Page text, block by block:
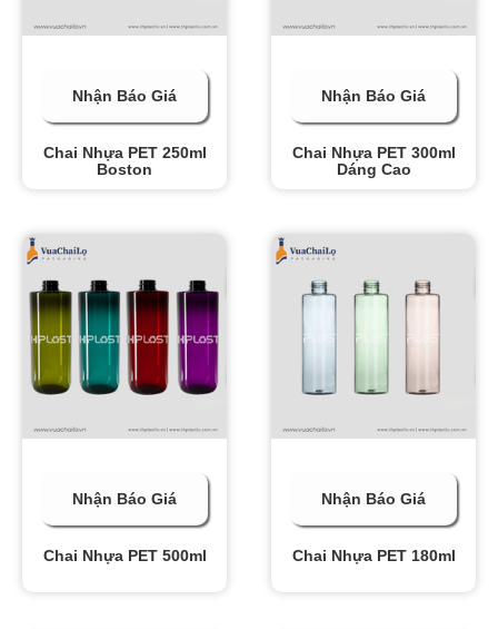
Nhận Báo Giá
Chai Nhựa PET 250ml
Boston
Nhận Báo Giá
Chai Nhựa PET 300ml
Dáng Cao
Nhận Báo Giá
Chai Nhựa PET 500ml
Nhận Báo Giá
Chai Nhựa PET 180ml